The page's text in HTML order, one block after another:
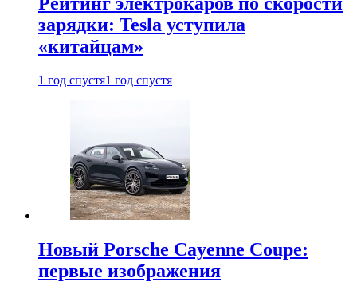
зарядки: Tesla уступила
«китайцам»
1 год спустя1 год спустя
Новый Porsche Cayenne Coupe:
первые изображения